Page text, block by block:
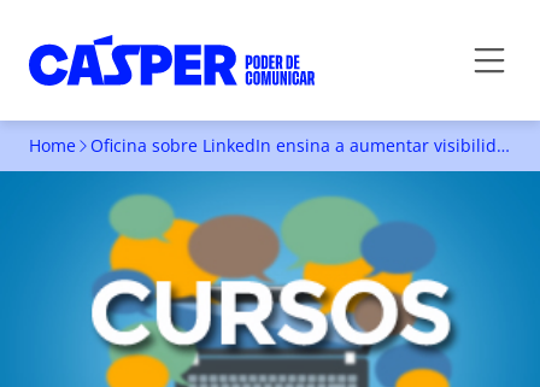
Home Oficina sobre LinkedIn ensina a aumentar visibilidade profissional